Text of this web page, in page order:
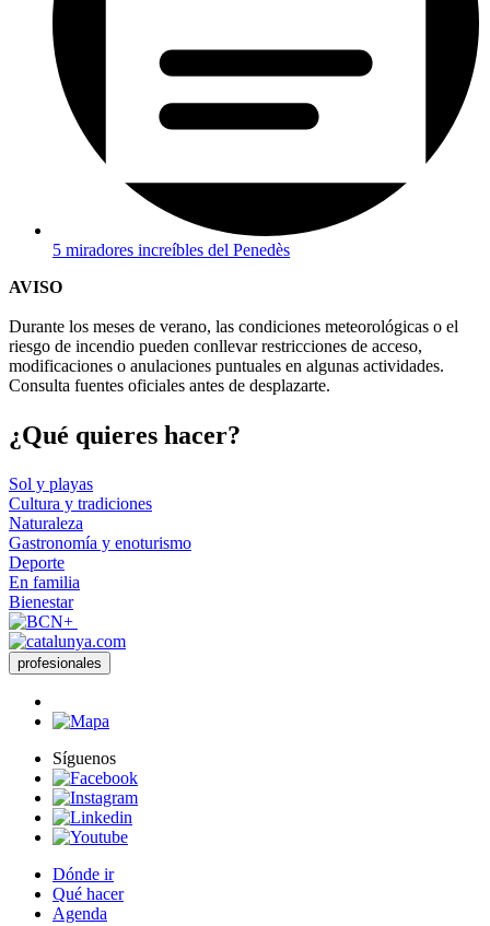
5 miradores increíbles del Penedès
AVISO
Durante los meses de verano, las condiciones meteorológicas o el
riesgo de incendio pueden conllevar restricciones de acceso,
modificaciones o anulaciones puntuales en algunas actividades.
Consulta fuentes oficiales antes de desplazarte.
¿Qué quieres hacer?
Sol y playas
Cultura y tradiciones
Naturaleza
Gastronomía y enoturismo
Deporte
En familia
Bienestar
profesionales
Síguenos
Dónde ir
Qué hacer
Agenda